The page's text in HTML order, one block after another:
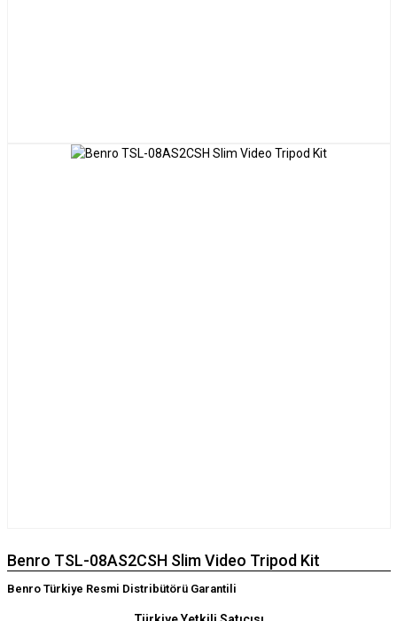
Benro TSL-08AS2CSH Slim Video Tripod Kit
Benro Türkiye Resmi Distribütörü Garantili